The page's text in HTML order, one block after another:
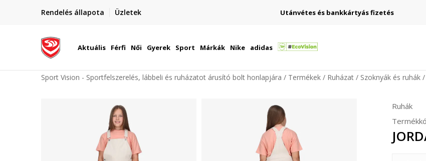
Rendelés állapota Üzletek
Szállítás Magyarország területén Utánvétes és bankkártyás fizetés
Aktuális Férfi Női Gyerek Sport Márkák Nike adidas
Sport Vision - Sportfelszerelés, lábbeli és ruházatot árusító bolt honlapjára Termékek Ruházat Szoknyák és ruhák
Ruhák